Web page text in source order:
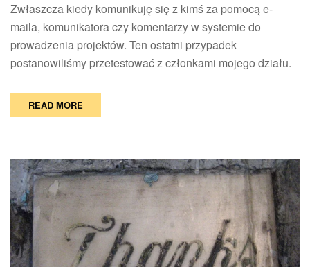
Zwłaszcza kiedy komunikuję się z kimś za pomocą e-
maila, komunikatora czy komentarzy w systemie do
prowadzenia projektów. Ten ostatni przypadek
postanowiliśmy przetestować z członkami mojego działu.
READ MORE